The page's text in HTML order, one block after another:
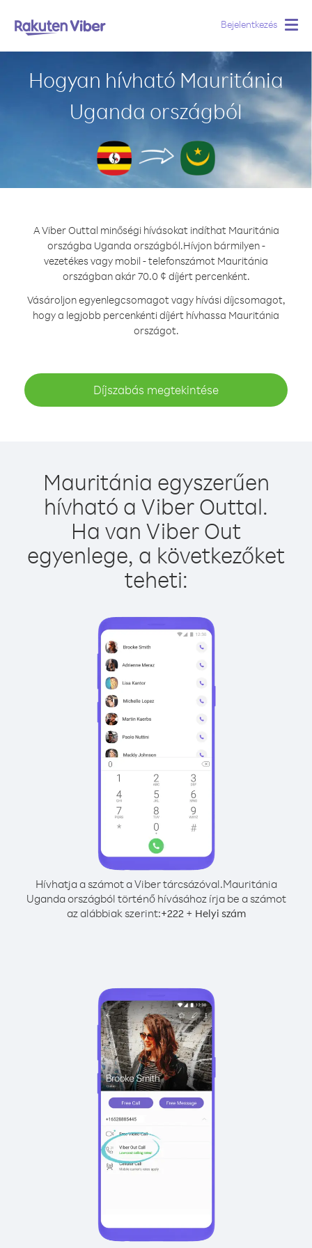
Bejelentkezés
Hogyan hívható Mauritánia
Uganda országból
A Viber Outtal minőségi hívásokat indíthat Mauritánia
országba Uganda országból.Hívjon bármilyen -
vezetékes vagy mobil - telefonszámot Mauritánia
országban akár 70.0 ¢ díjért percenként.
Vásároljon egyenlegcsomagot vagy hívási díjcsomagot,
hogy a legjobb percenkénti díjért hívhassa Mauritánia
országot.
Díjszabás megtekintése
Mauritánia egyszerűen
hívható a Viber Outtal.
Ha van Viber Out
egyenlege, a következőket
teheti:
Hívhatja a számot a Viber tárcsázóval.Mauritánia
Uganda országból történő hívásához írja be a számot
az alábbiak szerint:+222+ Helyi szám